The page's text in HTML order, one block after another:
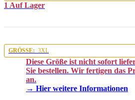
1 Auf Lager
GRÖSSE: 3XL
Diese Größe ist nicht sofort
Sie bestellen. Wir fertigen das
an.
→ Hier weitere Informationen